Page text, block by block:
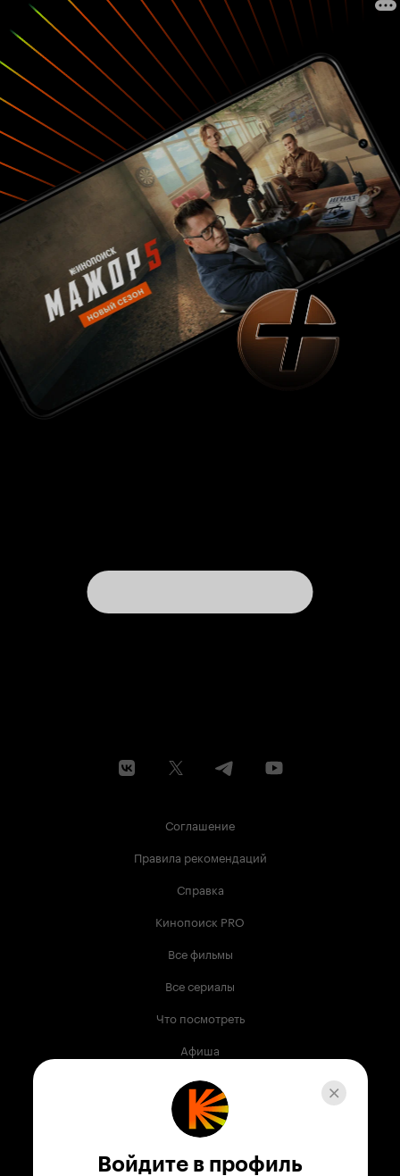
Соглашение
Правила рекомендаций
Справка
Кинопоиск PRO
Все фильмы
Все сериалы
Что посмотреть
Афиша
Музыка
Телепрограмма
Войдите в профиль